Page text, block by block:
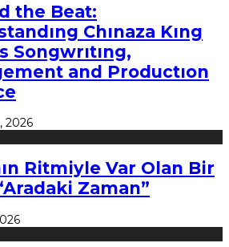
the Beat:
Chınaza Kıng
Songwrıtıng,
and Productıon
2026
Ritmiyle Var Olan Bir
Zaman”